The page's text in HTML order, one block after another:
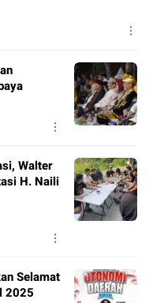
Walter
H. Naili
Selamat
2025